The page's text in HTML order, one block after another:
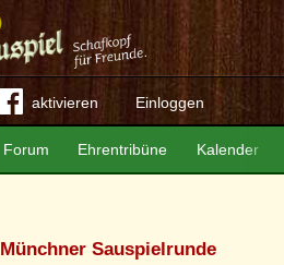
aktivieren Einloggen
Forum Ehrentribüne Kalender
Münchner Sauspielrunde